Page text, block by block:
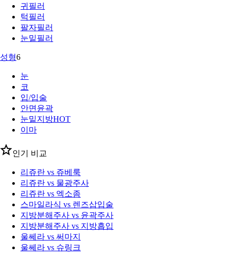
귀필러
턱필러
팔자필러
눈밑필러
성형6
눈
코
입/입술
안면윤곽
눈밑지방HOT
이마
인기 비교
리쥬란 vs 쥬베룩
리쥬란 vs 물광주사
리쥬란 vs 엑소좀
스마일라식 vs 렌즈삽입술
지방분해주사 vs 윤곽주사
지방분해주사 vs 지방흡입
울쎄라 vs 써마지
울쎄라 vs 슈링크